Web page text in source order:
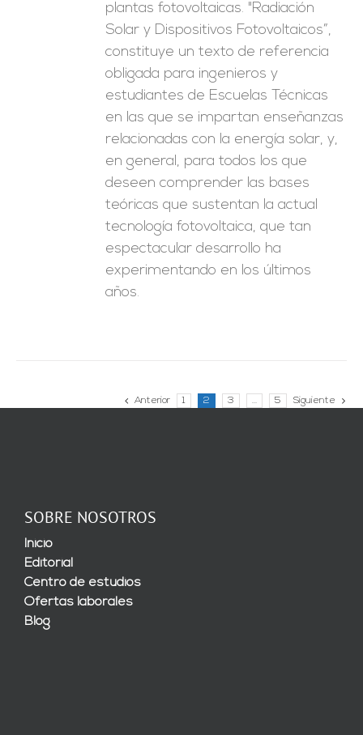
plantas fotovoltaicas. "Radiación
Solar y Dispositivos Fotovoltaicos”,
constituye un texto de referencia
obligada para ingenieros y
estudiantes de Escuelas Técnicas
en las que se impartan enseñanzas
relacionadas con la energía solar, y,
en general, para todos los que
deseen comprender las bases
teóricas que sustentan la actual
tecnología fotovoltaica, que tan
espectacular desarrollo ha
experimentando en los últimos
años.
Anterior 1 2 3 … 5 Siguiente
SOBRE NOSOTROS
Inicio
Editorial
Centro de estudios
Ofertas laborales
Blog